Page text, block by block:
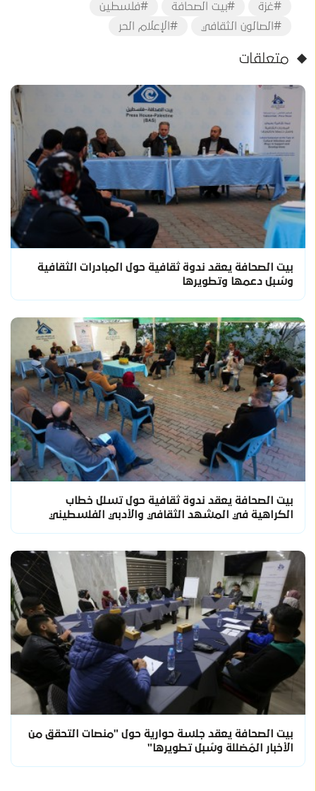
#غزة #بيت الصحافة
#فلسطين
#الصالون الثقافي
#الإعلام الحر
متعلقات
بيت الصحافة يعقد ندوة ثقافية حول المبادرات الثقافية
وسُبل دعمها وتطويرها
بيت الصحافة يعقد ندوة ثقافية حول تسلل خطاب
الكراهية في المشهد الثقافي والأدبي الفلسطيني
بيت الصحافة يعقد جلسة حوارية حول "منصات التحقق من
الأخبار المُضللة وسُبل تطويرها"